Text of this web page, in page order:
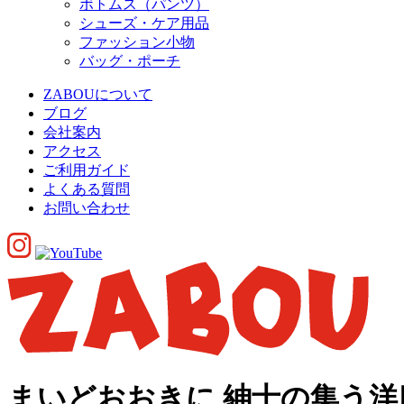
ボトムス（パンツ）
シューズ・ケア用品
ファッション小物
バッグ・ポーチ
ZABOUについて
ブログ
会社案内
アクセス
ご利用ガイド
よくある質問
お問い合わせ